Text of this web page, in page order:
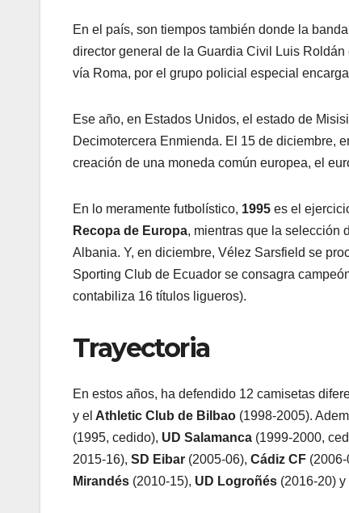
En el país, son tiempos también donde la
director general de la Guardia Civil Luis
vía Roma, por el grupo policial especial
Ese año, en Estados Unidos, el estado de
Decimotercera Enmienda. El 15 de diciembre,
creación de una moneda común europea, el
En lo meramente futbolístico, 1995 es el
Recopa de Europa, mientras que la selección
Albania. Y, en diciembre, Vélez Sarsfield se
Sporting Club de Ecuador se consagra
contabiliza 16 títulos ligueros).
Trayectoria
En estos años, ha defendido 12 camisetas
y el Athletic Club de Bilbao (1998-2005).
(1995, cedido), UD Salamanca (1999-2000,
2015-16), SD Eibar (2005-06), Cádiz CF (2006-
Mirandés (2010-15), UD Logroñés (2016-20) y